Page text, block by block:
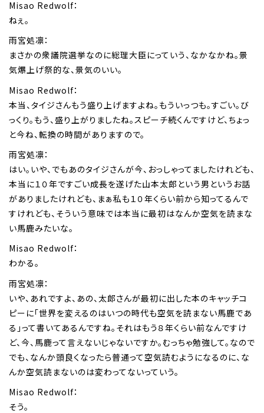
Misao Redwolf：
ねぇ。
雨宮処凛：
まさかの衆議院選挙なのに総理大臣にっていう、なかなかね。景
気爆上げ祭的な、景気のいい。
Misao Redwolf：
本当、タイジさんもう盛り上げますよね。もういっつも。すごい。び
っくり。もう、盛り上がりましたね。スピーチ続くんですけど、ちょっ
と今ね、転換の時間がありますので。
雨宮処凛：
はい。いや、でもあのタイジさんが今、おっしゃってましたけれども、
本当に１０年ですごい成長を遂げた山本太郎という男というお話
がありましたけれども、まぁ私も１０年くらい前から知ってるんで
すけれども、そういう意味では本当に最初はなんか空気を読まな
い馬鹿みたいな。
Misao Redwolf：
わかる。
雨宮処凛：
いや、あれですよ、あの、太郎さんが最初に出した本のキャッチコ
ピーに「世界を変えるのはいつの時代も空気を読まない馬鹿であ
る」って書いてあるんですね。それはもう８年くらい前なんですけ
ど、今、馬鹿って言えないじゃないですか。むっちゃ勉強して。なので
でも、なんか頭良くなったら普通って空気読むようになるのに、な
んか空気読まないのは変わってないっていう。
Misao Redwolf：
そう。